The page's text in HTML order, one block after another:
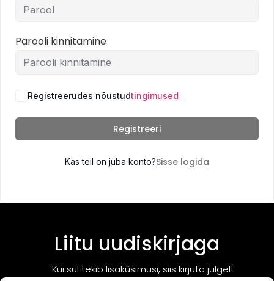
Parooli kinnitamine
Registreerudes nõustudtingimused
Registreeri
Kas teil on juba konto?Sisse logida
Liitu uudiskirjaga
Kui sul tekib lisaküsimusi, siis kirjuta julgelt